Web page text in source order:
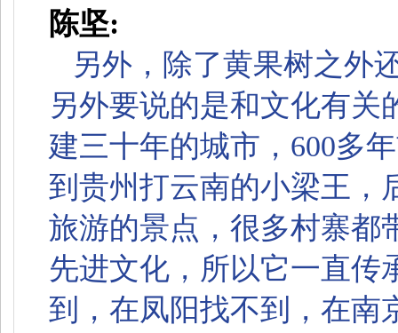
陈坚:
另外，除了黄果树之外
另外要说的是和文化有关
建三十年的城市，600多
到贵州打云南的小梁王，
旅游的景点，很多村寨都
先进文化，所以它一直传
到，在凤阳找不到，在南